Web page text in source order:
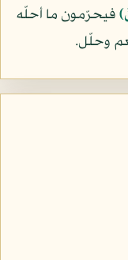
فيحرّمون ما أحلّه
وحلّل.